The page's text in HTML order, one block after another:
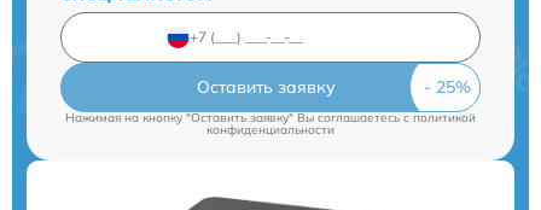
Оставить заявку
Нажимая на кнопку "Оставить заявку" Вы соглашаетесь cполитикой
конфиденциальности